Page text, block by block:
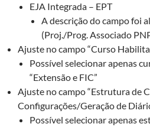
EJA Integrada – EPT
A descrição do campo foi
(Proj./Prog. Associado
Ajuste no campo “Curso
Possível selecionar apenas
“Extensão e FIC”
Ajuste no campo “Estrutura de
Configurações/Geração de
Possível selecionar apenas